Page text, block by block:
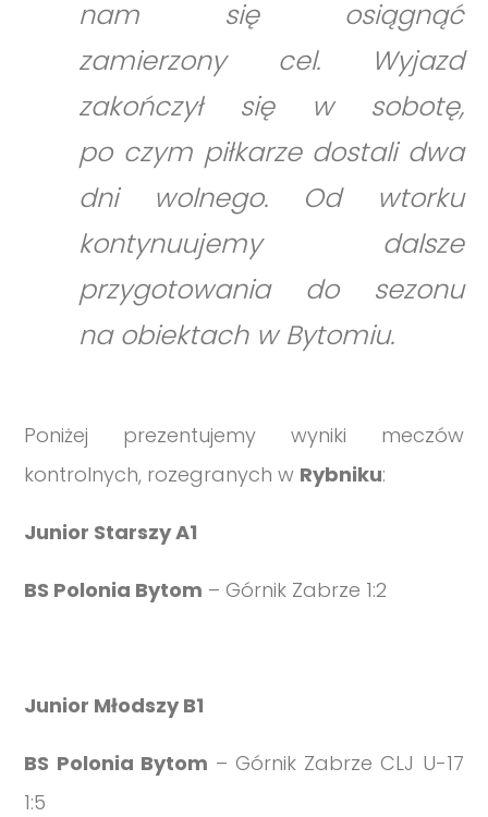
nam się osiągnąć
zamierzony cel. Wyjazd
zakończył się w sobotę,
po czym piłkarze dostali dwa
dni wolnego. Od wtorku
kontynuujemy dalsze
przygotowania do sezonu
na obiektach w Bytomiu.
Poniżej prezentujemy wyniki meczów
kontrolnych, rozegranych w Rybniku:
Junior Starszy A1
BS Polonia Bytom – Górnik Zabrze 1:2
Junior Młodszy B1
BS Polonia Bytom – Górnik Zabrze CLJ U-17
1:5